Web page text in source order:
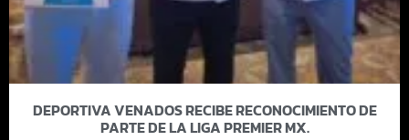
DEPORTIVA VENADOS RECIBE RECONOCIMIENTO DE
PARTE DE LA LIGA PREMIER MX.